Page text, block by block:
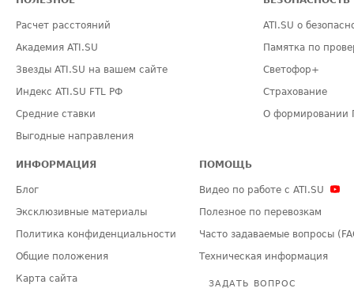
Расчет расстояний
Академия ATI.SU
Звезды ATI.SU на вашем сайте
Индекс ATI.SU FTL РФ
Средние ставки
Выгодные направления
ATI.SU о
Памятка по
Светофор+
Страхование
О формировании
ИНФОРМАЦИЯ
Блог
Эксклюзивные материалы
Политика конфиденциальности
Общие положения
Карта сайта
ПОМОЩЬ
Видео по работе с ATI.SU
Полезное по перевозкам
Часто задаваемые вопросы
Техническая информация
ЗАДАТЬ ВОПРОС